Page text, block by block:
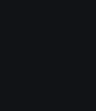
计本次活动将吸引